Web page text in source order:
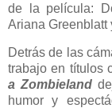
de la película:
Ariana Greenblatt
Detrás de las
trabajo en títulos
a Zombieland
humor y